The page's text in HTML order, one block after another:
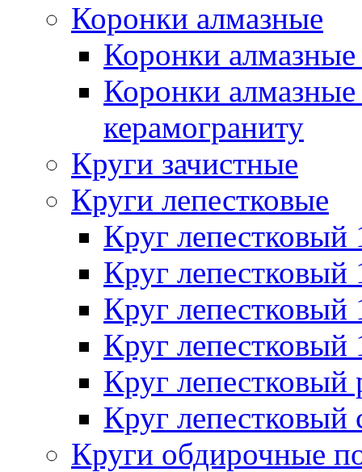
Коронки алмазные
Коронки
Коронки
керамограниту
Круги зачистные
Круги лепестковые
Круг
Круг
Круг
Круг
Круг лепестковый
Круг лепестковый
Круги обдирочные